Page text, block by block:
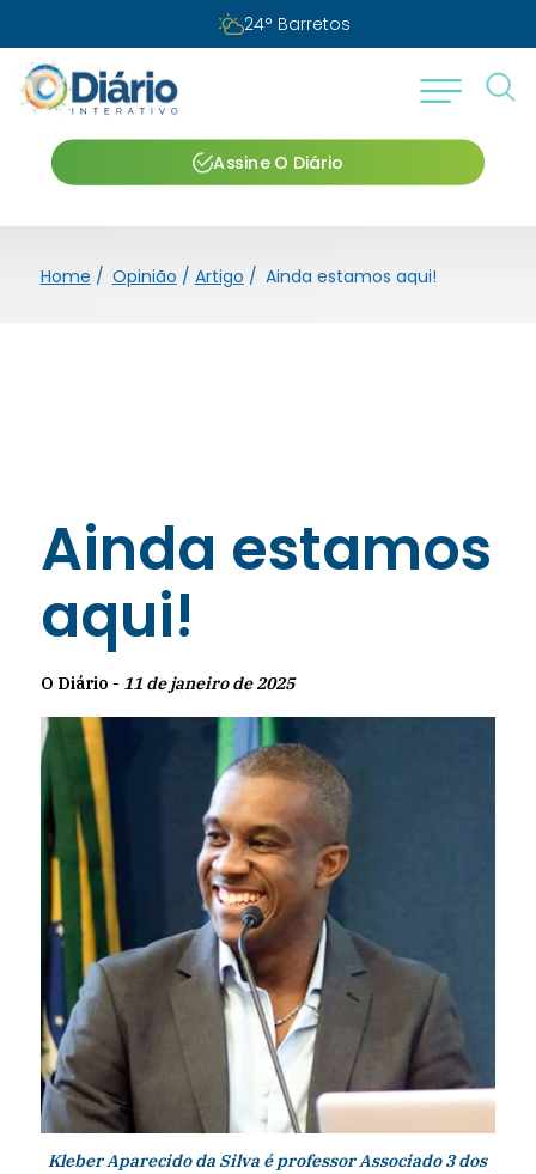
Sexta-feira, 07 de agosto de 2026
Assine O Diário
Home / Opinião / Artigo / Ainda estamos aqui!
Ainda estamos
aqui!
O Diário - 11 de janeiro de 2025
Kleber Aparecido da Silva é professor Associado 3 dos